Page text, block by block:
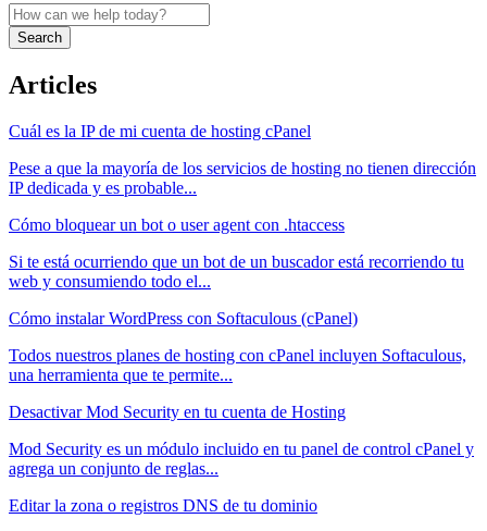
Search
Articles
Cuál es la IP de mi cuenta de hosting cPanel
Pese a que la mayoría de los servicios de hosting no tienen dirección
IP dedicada y es probable...
Cómo bloquear un bot o user agent con .htaccess
Si te está ocurriendo que un bot de un buscador está recorriendo tu
web y consumiendo todo el...
Cómo instalar WordPress con Softaculous (cPanel)
Todos nuestros planes de hosting con cPanel incluyen Softaculous,
una herramienta que te permite...
Desactivar Mod Security en tu cuenta de Hosting
Mod Security es un módulo incluido en tu panel de control cPanel y
agrega un conjunto de reglas...
Editar la zona o registros DNS de tu dominio